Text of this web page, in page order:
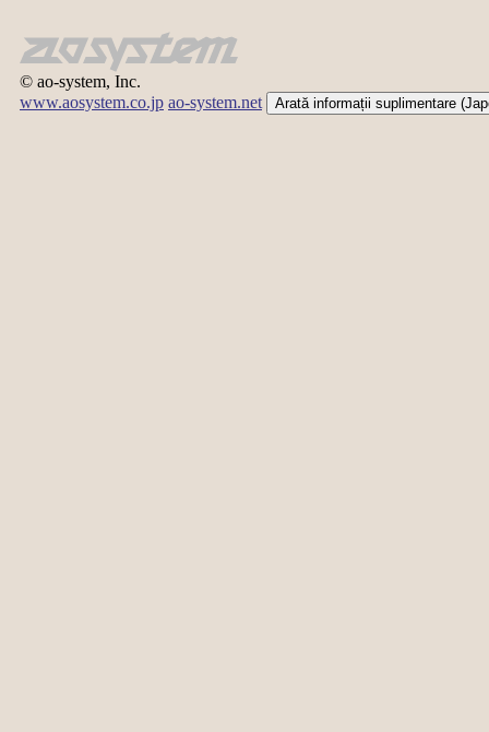
© ao-system, Inc.
www.aosystem.co.jp ao-system.net Arată informații suplimentare